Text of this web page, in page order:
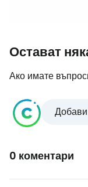
Остават
Ако имате
Добави
0 коментари